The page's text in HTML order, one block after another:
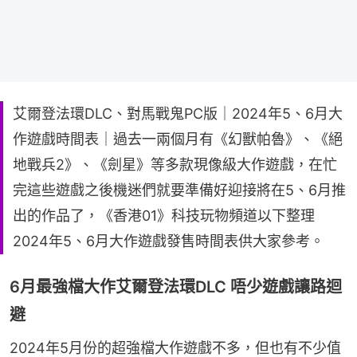
艾爾登法環DLC、對馬戰鬼PC版｜2024年5、6月大
作遊戲時間表｜過去一兩個月有《幻獸帕魯》、《絕
地戰兵2》、《劍星》等多款現像級大作遊戲，在忙
完這些遊戲之後機迷們就要準備好迎接將在5、6月推
出的作品了，《香港01》科技玩物頻道以下整理
2024年5、6月大作遊戲發售時間表供大家參考。
6月最強檔大作艾爾登法環DLC 唔少遊戲讓路迴
避
2024年5月份的超強檔大作遊戲不多，但也有不少值